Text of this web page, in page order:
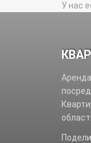
У нас